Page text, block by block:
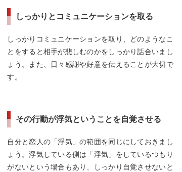
しっかりとコミュニケーションを取る
しっかりコミュニケーションを取り、どのようなこ
とをすると相手が悲しむのかをしっかり話合いまし
ょう。また、日々感謝や好意を伝えることが大切で
す。
その行動が浮気ということを自覚させる
自分と恋人の「浮気」の範囲を同じにしておきまし
ょう。浮気している側は「浮気」をしているつもり
がないという場合もあり、しっかり自覚させないと